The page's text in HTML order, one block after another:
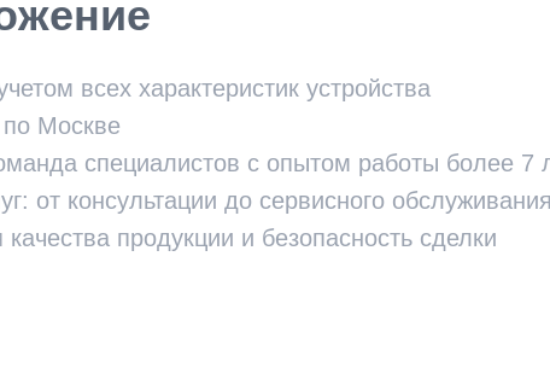
всех характеристик устройства
по Москве
специалистов с опытом работы более 7
от консультации до сервисного обслуживания
качества продукции и безопасность сделки